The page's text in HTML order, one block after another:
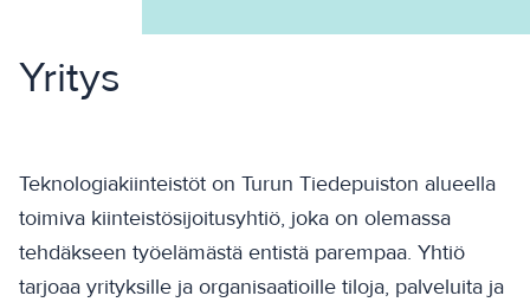
Yritys
Teknologiakiinteistöt on Turun Tiedepuiston alueella
toimiva kiinteistösijoitusyhtiö, joka on olemassa
tehdäkseen työelämästä entistä parempaa. Yhtiö
tarjoaa yrityksille ja organisaatioille tiloja, palveluita ja